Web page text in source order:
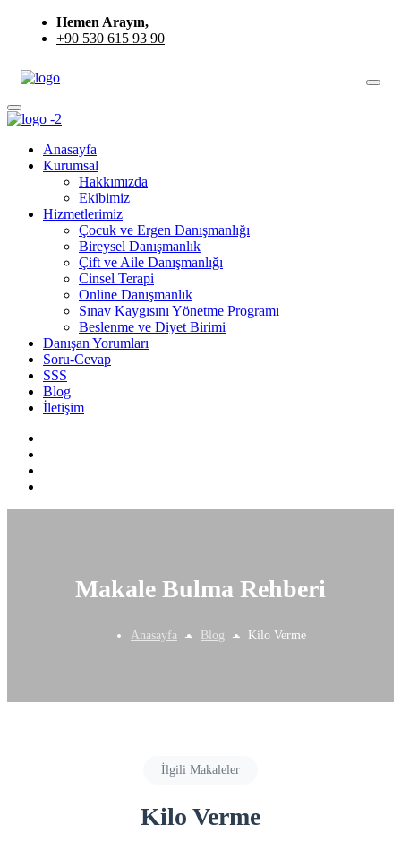
Hemen Arayın,
+90 530 615 93 90
Anasayfa
Kurumsal
Hakkımızda
Ekibimiz
Hizmetlerimiz
Çocuk ve Ergen Danışmanlığı
Bireysel Danışmanlık
Çift ve Aile Danışmanlığı
Cinsel Terapi
Online Danışmanlık
Sınav Kaygısını Yönetme Programı
Beslenme ve Diyet Birimi
Danışan Yorumları
Soru-Cevap
SSS
Blog
İletişim
Makale Bulma Rehberi
Anasayfa Blog Kilo Verme
İlgili Makaleler
Kilo Verme